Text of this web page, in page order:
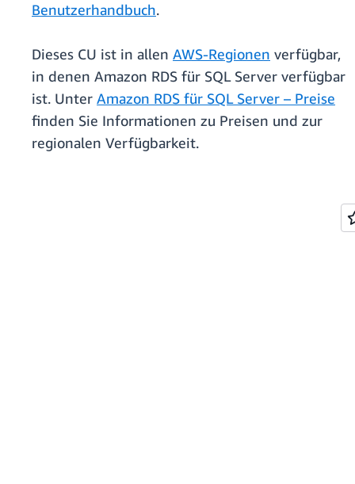
Benutzerhandbuch.
Dieses CU ist in allen AWS-Regionen verfügbar,
in denen Amazon RDS für SQL Server verfügbar
ist. Unter Amazon RDS für SQL Server – Preise
finden Sie Informationen zu Preisen und zur
regionalen Verfügbarkeit.